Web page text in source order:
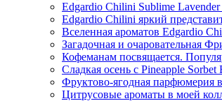
Edgardio Chilini Sublime
Edgardio Chilini яркий
Вселенная ароматов Edgardio
Загадочная и очаровательная
Кофеманам посвящается.
Сладкая осень с Pineapple
Фруктово-ягодная парфюмерия
​Цитрусовые ароматы в моей